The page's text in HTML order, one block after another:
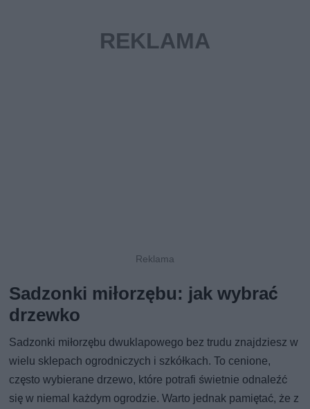
Sadzonki miłorzębu: jak wybrać
drzewko
Sadzonki miłorzębu dwuklapowego bez trudu znajdziesz w
wielu sklepach ogrodniczych i szkółkach. To cenione,
często wybierane drzewo, które potrafi świetnie odnaleźć
się w niemal każdym ogrodzie. Warto jednak pamiętać, że z